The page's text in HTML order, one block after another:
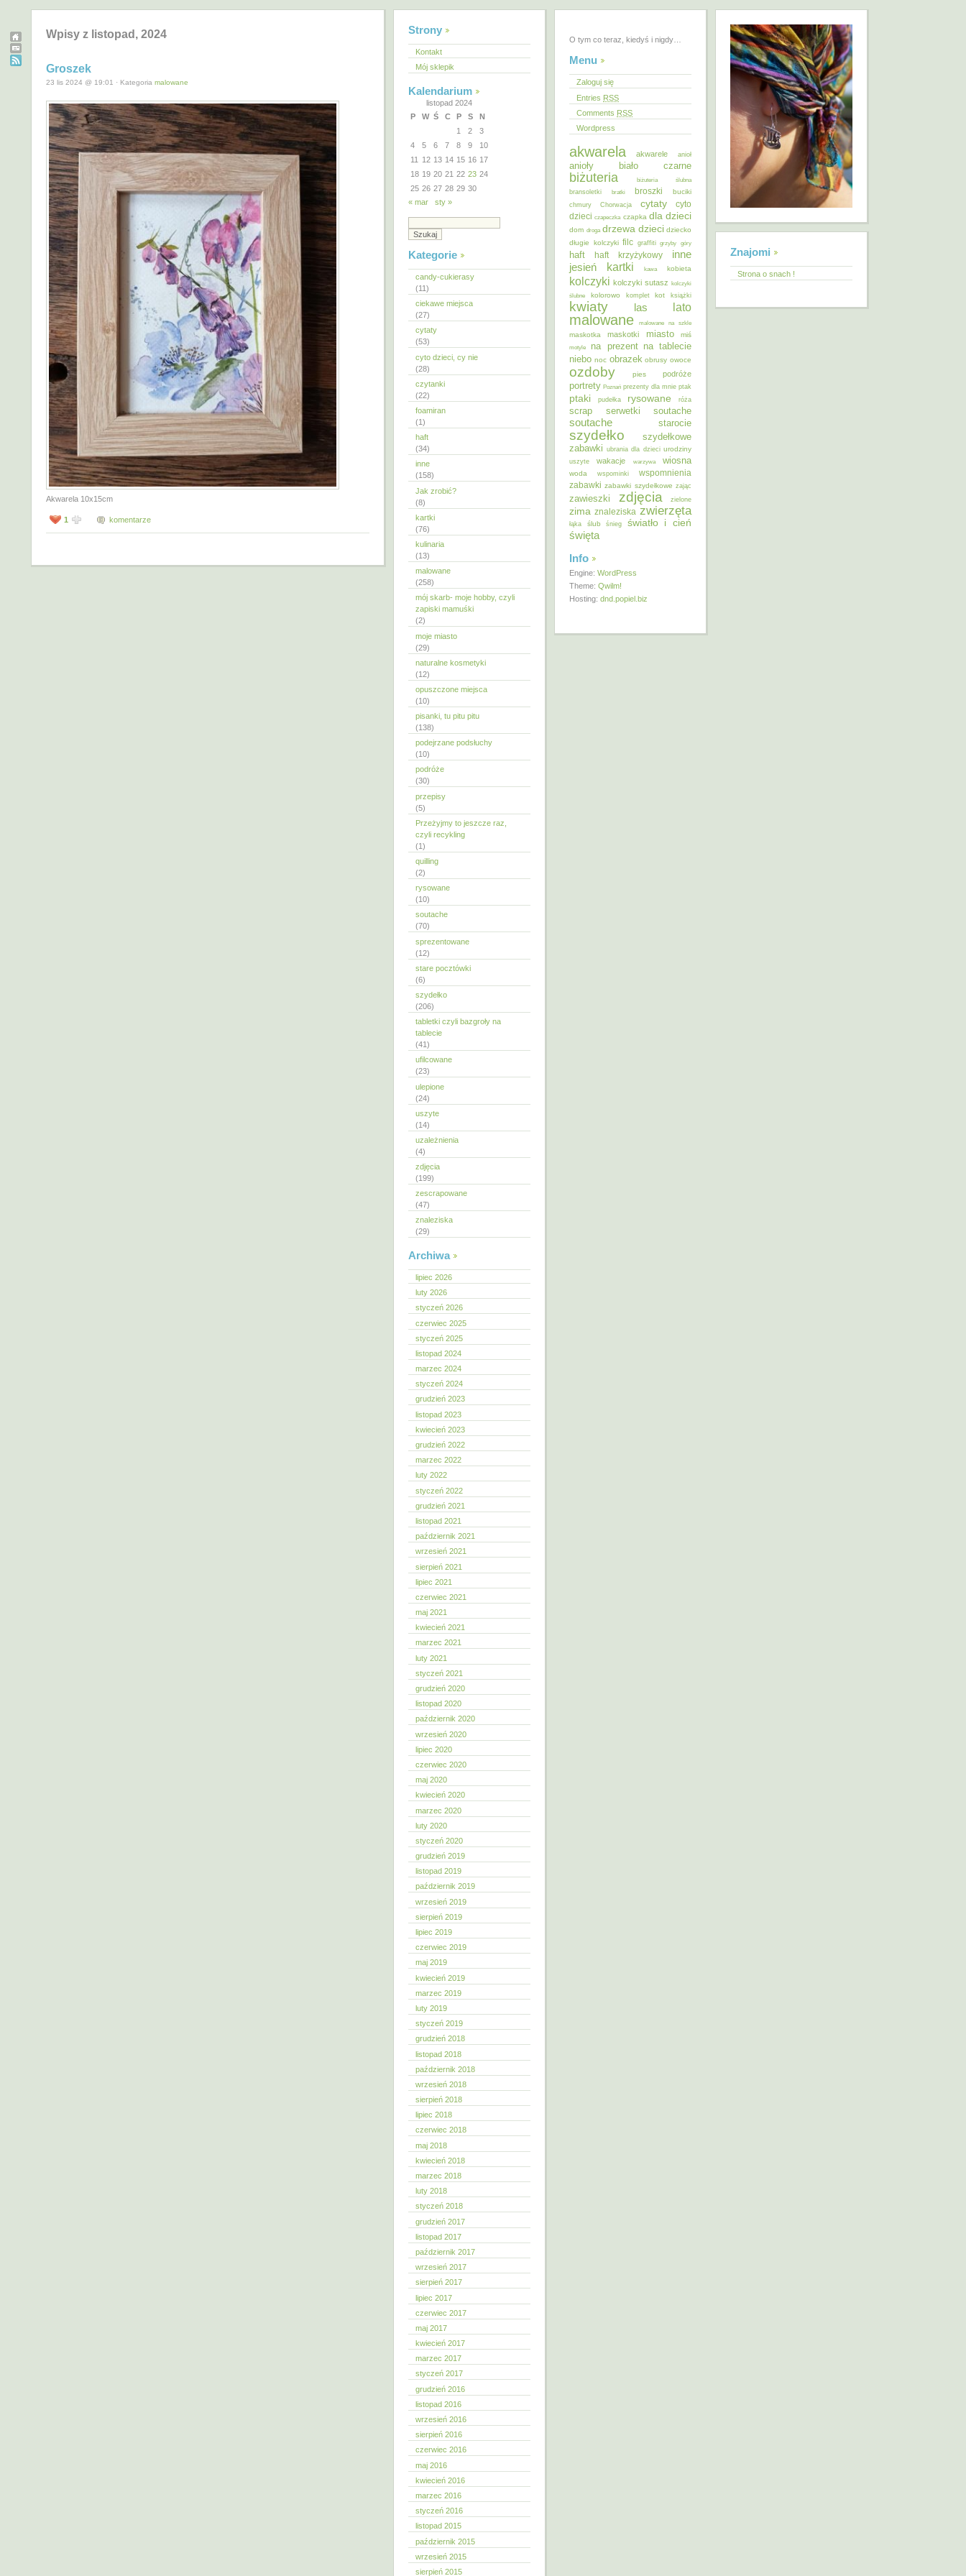
Wpisy z listopad, 2024
Groszek
23 lis 2024 @ 19:01 · Kategoria malowane
Akwarela 10x15cm
1 komentarze
Strony
Kontakt
Mój sklepik
Kalendarium
listopad 2024
P
W Ś C P S
N
1
2
3
4
5 6 7 8 9
10
11
12 13 14 15 16 17
18 19 20 21 22 23 24
25 26 27 28 29 30
« mar
sty »
Kategorie
candy-cukierasy
(11)
ciekawe miejsca
(27)
cytaty
(53)
cyto dzieci, cy nie
(28)
czytanki
(22)
foamiran
(1)
haft
(34)
inne
(158)
Jak zrobić?
(8)
kartki
(76)
kulinaria
(13)
malowane
(258)
mój skarb- moje hobby, czyli
zapiski mamuśki
(2)
moje miasto
(29)
naturalne kosmetyki
(12)
opuszczone miejsca
(10)
pisanki, tu pitu pitu
(138)
podejrzane podsłuchy
(10)
podróże
(30)
przepisy
(5)
Przeżyjmy to jeszcze raz,
czyli recykling
(1)
quilling
(2)
rysowane
(10)
soutache
(70)
sprezentowane
(12)
stare pocztówki
(6)
szydełko
(206)
tabletki czyli bazgroły na
tablecie
(41)
ufilcowane
(23)
ulepione
(24)
uszyte
(14)
uzależnienia
(4)
zdjęcia
(199)
zescrapowane
(47)
znaleziska
(29)
Archiwa
lipiec 2026
luty 2026
styczeń 2026
czerwiec 2025
styczeń 2025
listopad 2024
marzec 2024
styczeń 2024
grudzień 2023
listopad 2023
kwiecień 2023
grudzień 2022
marzec 2022
luty 2022
styczeń 2022
grudzień 2021
listopad 2021
październik 2021
wrzesień 2021
sierpień 2021
lipiec 2021
czerwiec 2021
maj 2021
kwiecień 2021
marzec 2021
luty 2021
styczeń 2021
grudzień 2020
listopad 2020
październik 2020
wrzesień 2020
lipiec 2020
czerwiec 2020
maj 2020
kwiecień 2020
marzec 2020
luty 2020
styczeń 2020
grudzień 2019
listopad 2019
październik 2019
wrzesień 2019
sierpień 2019
lipiec 2019
czerwiec 2019
maj 2019
kwiecień 2019
marzec 2019
luty 2019
styczeń 2019
grudzień 2018
listopad 2018
październik 2018
wrzesień 2018
sierpień 2018
lipiec 2018
czerwiec 2018
maj 2018
kwiecień 2018
marzec 2018
luty 2018
styczeń 2018
grudzień 2017
listopad 2017
październik 2017
wrzesień 2017
sierpień 2017
lipiec 2017
czerwiec 2017
maj 2017
kwiecień 2017
marzec 2017
styczeń 2017
grudzień 2016
listopad 2016
wrzesień 2016
sierpień 2016
czerwiec 2016
maj 2016
kwiecień 2016
marzec 2016
styczeń 2016
listopad 2015
październik 2015
wrzesień 2015
sierpień 2015
O tym co teraz, kiedyś i nigdy…
Menu
Zaloguj się
Entries RSS
Comments RSS
Wordpress
akwarela akwarele anioł
anioły biało czarne
biżuteria
biżuteria ślubna
bransoletki
bratki broszki buciki
chmury Chorwacja cytaty
cyto
dzieci czapeczka czapka dla dzieci
dom droga drzewa dzieci dziecko
długie kolczyki filc graffiti grzyby góry
haft haft krzyżykowy inne
jesień kartki kawa kobieta
kolczyki kolczyki sutasz kolczyki
ślubne
kolorowo komplet kot książki
kwiaty las lato
malowane malowane na szkle
maskotka maskotki miasto miś
motyle na prezent na tablecie
niebo noc obrazek obrusy owoce
ozdoby pies podróże
portrety Poznań prezenty dla mnie ptak
ptaki pudełka rysowane róża
scrap serwetki soutache
soutache starocie
szydełko
szydełkowe
zabawki ubrania dla dzieci urodziny
uszyte wakacje warzywa wiosna
woda wspominki
wspomnienia
zabawki zabawki szydełkowe zając
zawieszki zdjęcia zielone
zima znaleziska zwierzęta
łąka ślub śnieg światło i cień
święta
Info
Engine: WordPress
Theme: Qwilm!
Hosting: dnd.popiel.biz
Znajomi
Strona o snach !